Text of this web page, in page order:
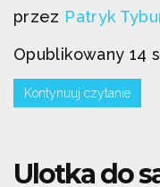
przez Patryk
Opublikowany 14
Kontynuuj czytanie
Ulotka do